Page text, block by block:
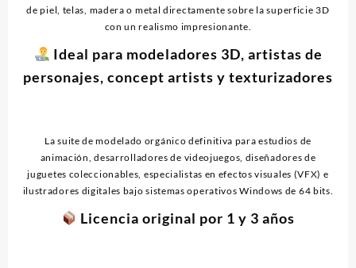
de piel, telas, madera o metal directamente sobre la superficie 3D
con un realismo impresionante.
Ideal para modeladores 3D, artistas de
personajes, concept artists y texturizadores
La suite de modelado orgánico definitiva para estudios de
animación, desarrolladores de videojuegos, diseñadores de
juguetes coleccionables, especialistas en efectos visuales (VFX) e
ilustradores digitales bajo sistemas operativos Windows de 64 bits.
Licencia original por 1 y 3 años